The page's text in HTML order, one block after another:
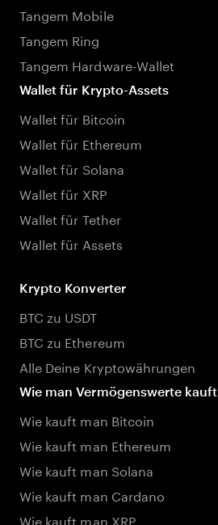
Tangem Mobile
Tangem Ring
Tangem Hardware-Wallet
Wallet für Krypto-Assets
Wallet für Bitcoin
Wallet für Ethereum
Wallet für Solana
Wallet für XRP
Wallet für Tether
Wallet für Assets
Krypto Konverter
BTC zu USDT
BTC zu Ethereum
Alle Deine Kryptowährungen
Wie man Vermögenswerte kauft
Wie kauft man Bitcoin
Wie kauft man Ethereum
Wie kauft man Solana
Wie kauft man Cardano
Wie kauft man XRP